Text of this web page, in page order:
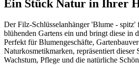
Ein Stück Natur in Ihrer
Der Filz-Schlüsselanhänger 'Blume - spitz'
blühenden Gartens ein und bringt diese in
Perfekt für Blumengeschäfte,
Naturkosmetikmarken, repräsentiert dieser
Wachstum, Pflege und die natürliche